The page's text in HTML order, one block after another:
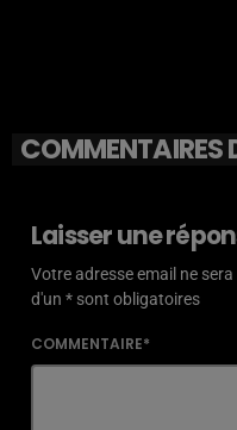
COMMENTAIRES
Laisser une
Votre adresse email ne
d'un * sont obligatoires
COMMENTAIRE*